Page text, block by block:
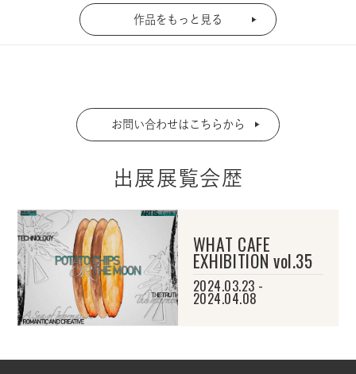
作品をもっと見る
お問い合わせはこちらから
出展展覧会歴
WHAT CAFE
EXHIBITION vol.35
2024.03.23 -
2024.04.08